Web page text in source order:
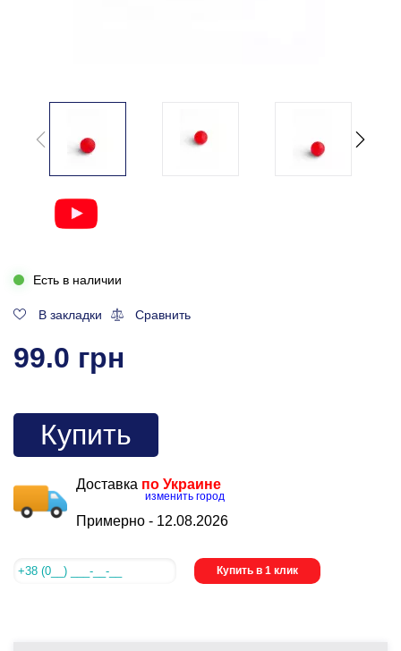
Есть в наличии
В закладки Сравнить
99.0 грн
Купить
Доставка по Украине
изменить город
Примерно - 12.08.2026
Купить в 1 клик